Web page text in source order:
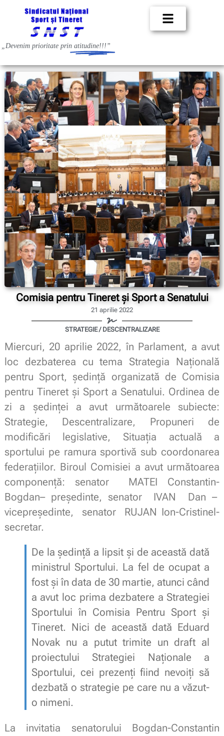
„Devenim prioritate prin atitudine!!!”
Comisia pentru Tineret și Sport a Senatului
21 aprilie 2022
STRATEGIE / DESCENTRALIZARE
Miercuri, 20 aprilie 2022, în Parlament, a avut
loc dezbaterea cu tema Strategia Națională
pentru Sport, ședință organizată de Comisia
pentru Tineret și Sport a Senatului. Ordinea de
zi a ședinței a avut următoarele subiecte:
Strategie, Descentralizare, Propuneri de
modificări legislative, Situația actuală a
sportului pe ramura sportivă sub coordonarea
federațiilor. Biroul Comisiei a avut următoarea
componență: senator MATEI Constantin-
Bogdan– preşedinte, senator IVAN Dan –
vicepreşedinte, senator RUJAN Ion-Cristinel-
secretar.
De la ședință a lipsit și de această dată
ministrul Sportului. La fel de ocupat a
fost și în data de 30 martie, atunci când
a avut loc prima dezbatere a Strategiei
Sportului în Comisia Pentru Sport și
Tineret. Nici de această dată Eduard
Novak nu a putut trimite un draft al
proiectului Strategiei Naționale a
Sportului, cei prezenți fiind nevoiți să
dezbată o strategie pe care nu a văzut-
o nimeni.
La invitatia senatorului Bogdan-Constantin